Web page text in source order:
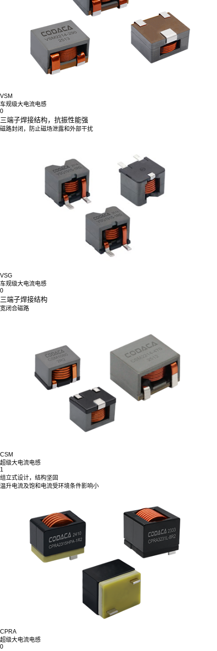
VSM
车规级大电流电感
0
三端子焊接结构，抗振性能强
磁路封闭，防止磁场泄露和外部干扰
VSG
车规级大电流电感
0
三端子焊接结构
宽闭合磁路
CSM
超级大电流电感
1
组立式设计，结构坚固
温升电流及饱和电流受环境条件影响小
CPRA
超级大电流电感
0